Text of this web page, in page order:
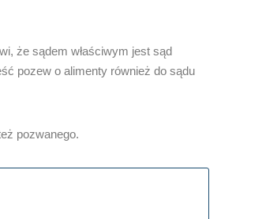
że sądem właściwym jest sąd
pozew o alimenty również do sądu
pozwanego.